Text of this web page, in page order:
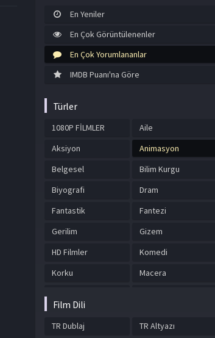
En Yeniler
En Çok Görüntülenenler
En Çok Yorumlananlar
IMDB Puanı'na Göre
Türler
1080P FİLMLER
Aile
Aksiyon
Animasyon
Belgesel
Bilim Kurgu
Biyografi
Dram
Fantastik
Fantezi
Gerilim
Gizem
HD Filmler
Komedi
Korku
Macera
Film Dili
TR Dublaj TR Altyazı